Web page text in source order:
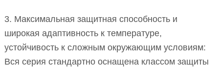
3. Максимальная защитная способность и
широкая адаптивность к температуре,
устойчивость к сложным окружающим условиям:
Вся серия стандартно оснащена классом защиты